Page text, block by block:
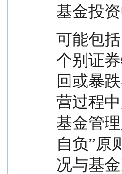
基金投
可能包
个别证
回或暴
营过程
基金管
自负”原
况与基